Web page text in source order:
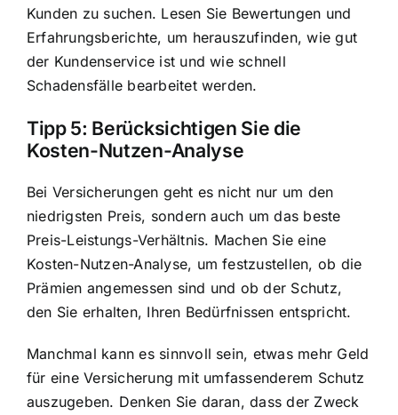
Kunden zu suchen. Lesen Sie Bewertungen und
Erfahrungsberichte, um herauszufinden, wie gut
der Kundenservice ist und wie schnell
Schadensfälle bearbeitet werden.
Tipp 5: Berücksichtigen Sie die
Kosten-Nutzen-Analyse
Bei Versicherungen geht es nicht nur um den
niedrigsten Preis, sondern auch um das beste
Preis-Leistungs-Verhältnis. Machen Sie eine
Kosten-Nutzen-Analyse, um festzustellen, ob die
Prämien angemessen sind und ob der Schutz,
den Sie erhalten, Ihren Bedürfnissen entspricht.
Manchmal kann es sinnvoll sein, etwas mehr Geld
für eine Versicherung mit umfassenderem Schutz
auszugeben. Denken Sie daran, dass der Zweck